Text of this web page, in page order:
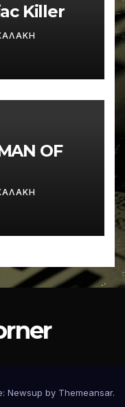
Killer
OF
Newsup by Themeansar.